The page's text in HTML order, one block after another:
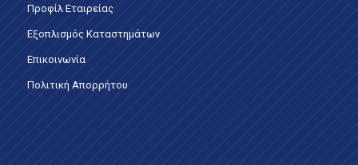
Προφίλ Εταιρείας
Εξοπλισμός Καταστημάτων
Επικοινωνία
Πολιτική Απορρήτου